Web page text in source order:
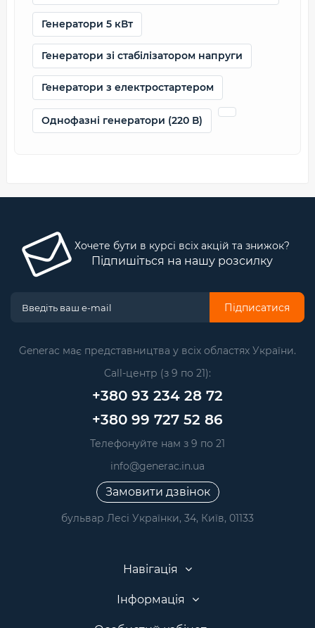
Генератори 5 кВт
Генератори зі стабілізатором напруги
Генератори з електростартером
Однофазні генератори (220 В)
Хочете бути в курсі всіх акцій та знижок?
Підпишіться на нашу розсилку
Підписатися
Generac має представництва у всіх областях України.
Call-центр (з 9 по 21):
+380 93 234 28 72
+380 99 727 52 86
Телефонуйте нам з 9 по 21
info@generac.in.ua
Замовити дзвінок
бульвар Лесі Українки, 34, Київ, 01133
Навігація
Інформація